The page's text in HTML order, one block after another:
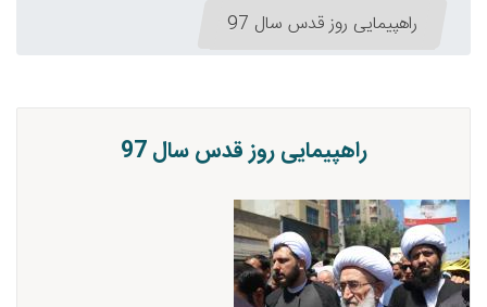
راهپیمایی روز قدس سال 97
راهپیمایی روز قدس سال 97